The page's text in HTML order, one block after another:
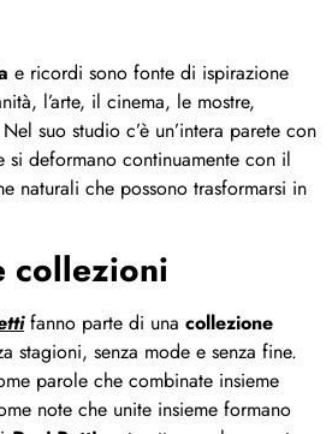
e ricordi sono fonte di ispirazione
l’arte, il cinema, le mostre,
suo studio c’è un’intera parete con
deformano continuamente con il
naturali che possono trasformarsi in
collezioni
fanno parte di una collezione
stagioni, senza mode e senza fine.
parole che combinate insieme
note che unite insieme formano